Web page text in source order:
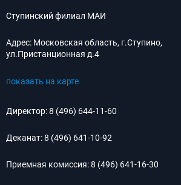
Ступинский филиал МАИ
Адрес: Московская область, г.Ступино,
ул.Пристанционная д.4
показать на карте
Директор:8 (496) 644-11-60
Деканат:8 (496) 641-10-92
Приемная комиссия:8 (496) 641-16-30